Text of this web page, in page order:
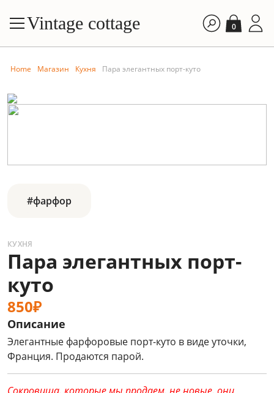
Vintage cottage 0
Home Магазин Кухня Пара элегантных порт-куто
#фарфор
КУХНЯ
Пара элегантных порт-
куто
850₽
Описание
Элегантные фарфоровые порт-куто в виде уточки,
Франция. Продаются парой.